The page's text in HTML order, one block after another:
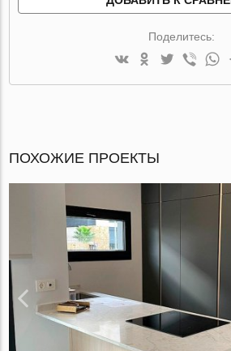
Поделитесь:
ПОХОЖИЕ ПРОЕКТЫ